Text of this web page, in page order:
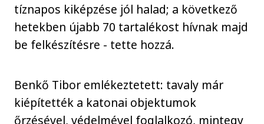
tíznapos kiképzése jól halad; a következő
hetekben újabb 70 tartalékost hívnak majd
be felkészítésre - tette hozzá.
Benkő Tibor emlékeztetett: tavaly már
kiépítették a katonai objektumok
őrzésével, védelmével foglalkozó, mintegy